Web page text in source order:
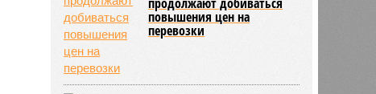
повышения цен на
перевозки